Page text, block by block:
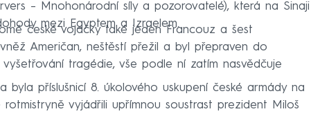
– Mnohonárodní síly a pozorovatelé), která na Sinaji
mezi Egyptem a Izraelem.
české vojačky také jeden Francouz a šest
Američan, neštěstí přežil a byl přepraven do
tragédie, vše podle ní zatím nasvědčuje
byla příslušnicí 8. úkolového uskupení české armády na
rotmistryně vyjádřili upřímnou soustrast prezident Miloš